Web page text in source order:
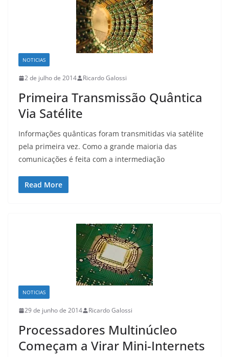
NOTICIAS
2 de julho de 2014 Ricardo Galossi
Primeira Transmissão Quântica
Via Satélite
Informações quânticas foram transmitidas via satélite
pela primeira vez. Como a grande maioria das
comunicações é feita com a intermediação
Read More
NOTICIAS
29 de junho de 2014 Ricardo Galossi
Processadores Multinúcleo
Começam a Virar Mini-Internets